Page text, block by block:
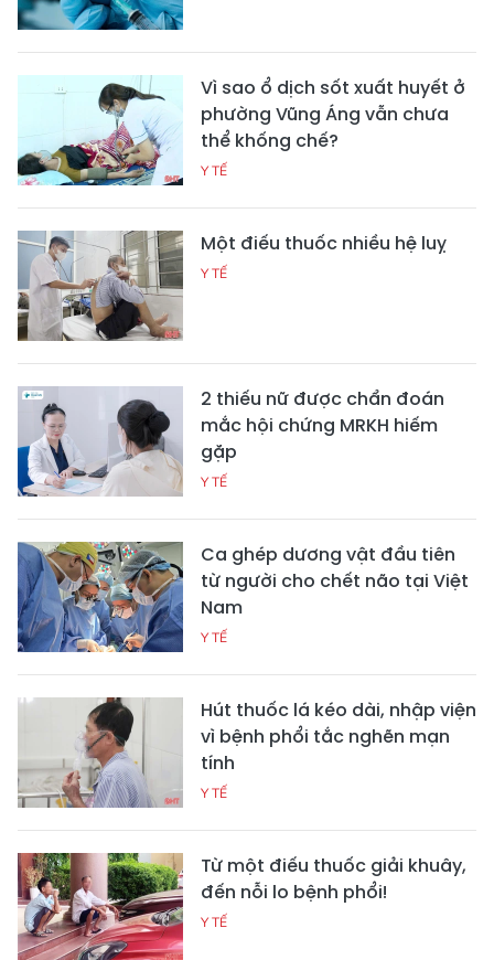
Vì sao ổ dịch sốt xuất huyết ở
phường Vũng Áng vẫn chưa
thể khống chế?
Y TẾ
Một điếu thuốc nhiều hệ luỵ
Y TẾ
2 thiếu nữ được chẩn đoán
mắc hội chứng MRKH hiếm
gặp
Y TẾ
Ca ghép dương vật đầu tiên
từ người cho chết não tại Việt
Nam
Y TẾ
Hút thuốc lá kéo dài, nhập viện
vì bệnh phổi tắc nghẽn mạn
tính
Y TẾ
Từ một điếu thuốc giải khuây,
đến nỗi lo bệnh phổi!
Y TẾ